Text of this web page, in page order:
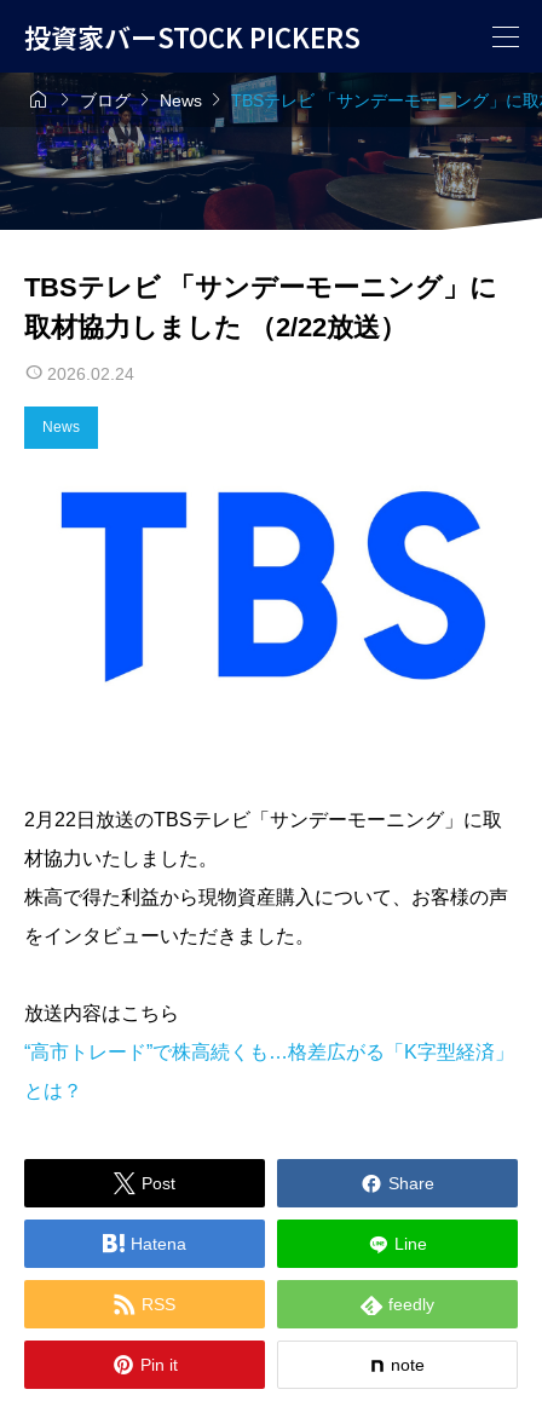
投資家バーSTOCK PICKERS
ブログNews  TBSテレビ 「サンデーモーニング」に
TBSテレビ 「サンデーモーニング」に
取材協力しました （2/22放送）
2026.02.24
News
2月22日放送のTBSテレビ「サンデーモーニング」に取
材協力いたしました。
株高で得た利益から現物資産購入について、お客様の声
をインタビューいただきました。
放送内容はこちら
“高市トレード”で株高続くも…格差広がる「K字型経済」
とは？
 Post  Share
 Hatena Line
 RSS  feedly
 Pin it note